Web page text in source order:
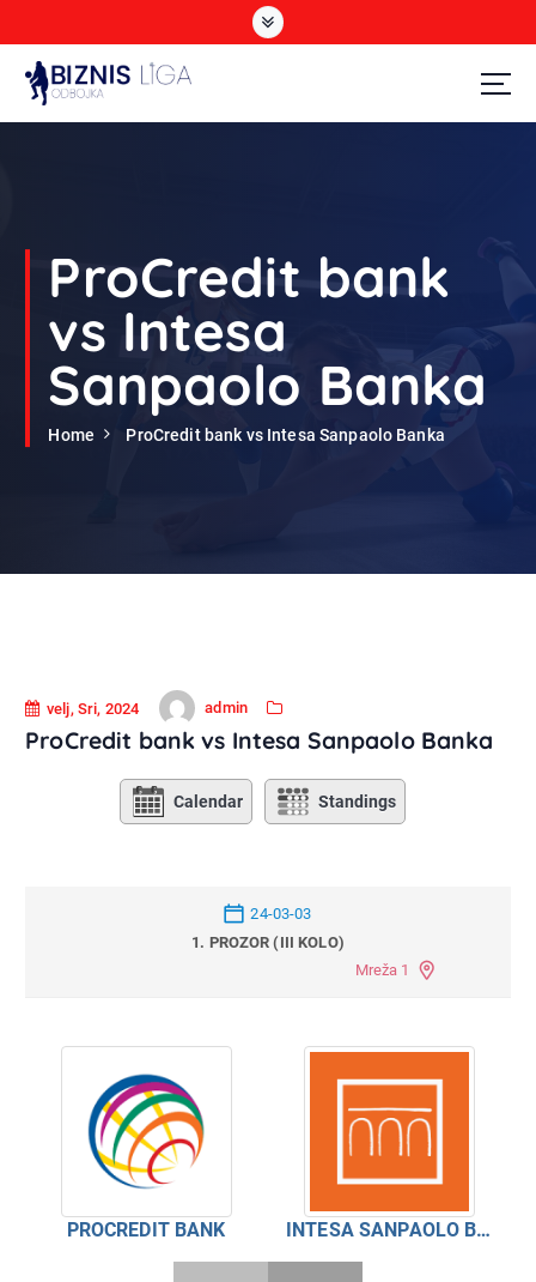
Odbojka
ProCredit bank
vs Intesa
Sanpaolo Banka
Home ProCredit bank vs Intesa Sanpaolo Banka
velj, Sri, 2024 admin
ProCredit bank vs Intesa Sanpaolo Banka
Calendar Standings
24-03-03
1. PROZOR (III KOLO)
Mreža 1
PROCREDIT BANK INTESA SANPAOLO BANKA